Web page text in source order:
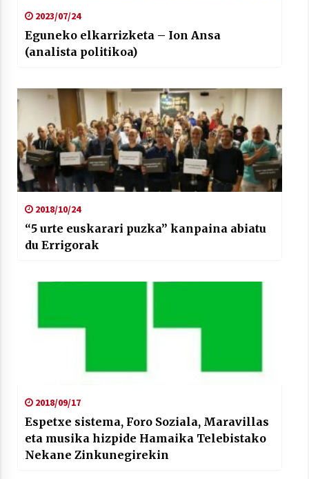
2023/07/24
Eguneko elkarrizketa – Ion Ansa
(analista politikoa)
2018/10/24
“5 urte euskarari puzka” kanpaina abiatu
du Errigorak
2018/09/17
Espetxe sistema, Foro Soziala, Maravillas
eta musika hizpide Hamaika Telebistako
Nekane Zinkunegirekin